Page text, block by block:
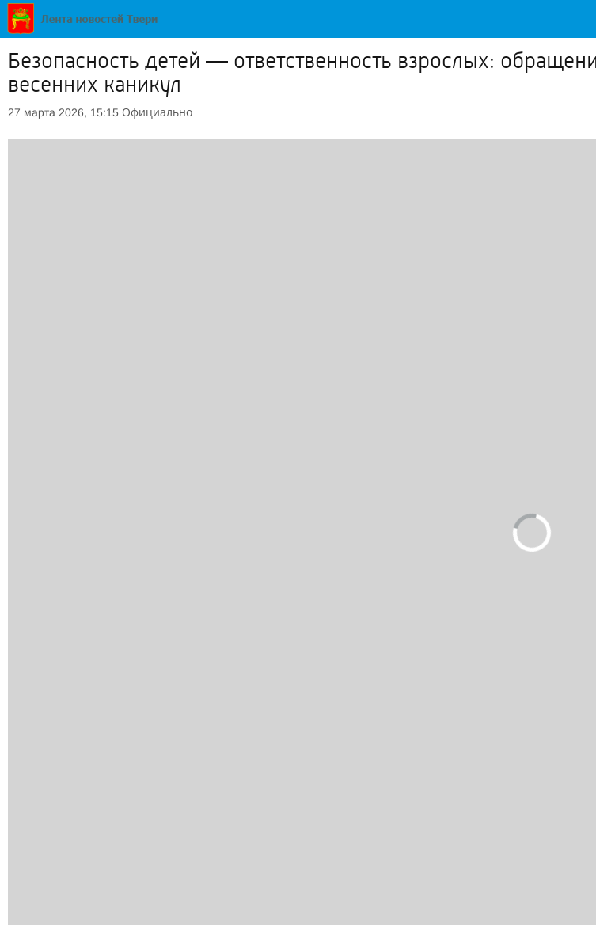
Безопасность детей — ответственность взрослых:
весенних каникул
27 марта 2026, 15:15 Официально